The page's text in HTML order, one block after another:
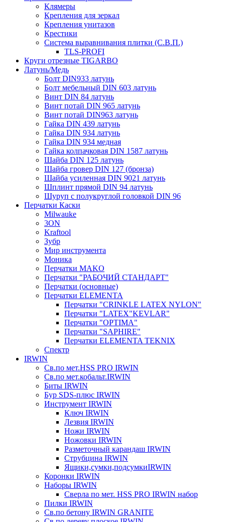
Клямеры
Крепления для зеркал
Крепления унитазов
Крестики
Система выравнивания плитки (С.В.П.)
TLS-PROFI
Круги отрезные TIGARBO
Латунь/Медь
Болт DIN933 латунь
Болт мебельный DIN 603 латунь
Винт DIN 84 латунь
Винт потай DIN 965 латунь
Винт потай DIN963 латунь
Гайка DIN 439 латунь
Гайка DIN 934 латунь
Гайка DIN 934 медная
Гайка колпачковая DIN 1587 латунь
Шайба DIN 125 латунь
Шайба гровер DIN 127 (бронза)
Шайба усиленная DIN 9021 латунь
Шплинт прямой DIN 94 латунь
Шуруп с полукруглой головкой DIN 96
Перчатки Каски
Milwauke
3ON
Kraftool
Зубр
Мир инструмента
Моника
Перчатки MAKO
Перчатки "РАБОЧИЙ СТАНДАРТ"
Перчатки (основные)
Перчатки ELEMENTA
Перчатки "CRINKLE LATEX NYLON"
Перчатки "LATEX"KEVLAR"
Перчатки "OPTIMA"
Перчатки "SAPHIRE"
Перчатки ELEMENTA TEKNIX
Спектр
IRWIN
Св.по мет.HSS PRO IRWIN
Св.по мет.кобальт.IRWIN
Биты IRWIN
Бур SDS-плюс IRWIN
Инструмент IRWIN
Ключ IRWIN
Лезвия IRWIN
Ножи IRWIN
Ножовки IRWIN
Разметочный карандаш IRWIN
Струбцина IRWIN
Ящики,сумки,подсумкиIRWIN
Коронки IRWIN
Наборы IRWIN
Сверла по мет. HSS PRO IRWIN набор
Пилки IRWIN
Св.по бетону IRWIN GRANITE